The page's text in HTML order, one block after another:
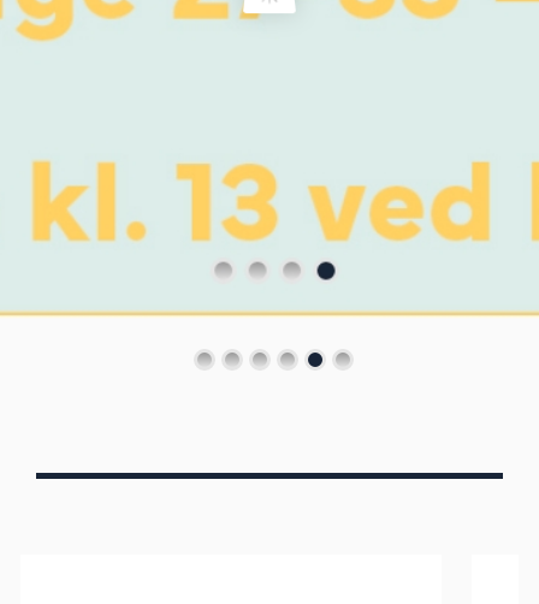
Von Oberbergs